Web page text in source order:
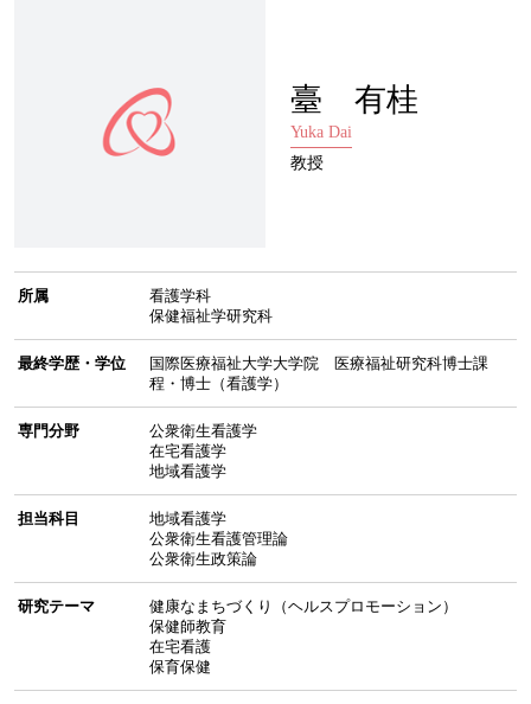
臺 有桂
Yuka Dai
教授
所属
看護学科
保健福祉学研究科
最終学歴・学位
国際医療福祉大学大学院 医療福祉研究科博士課
程・博士（看護学）
専門分野
公衆衛生看護学
在宅看護学
地域看護学
担当科目
地域看護学
公衆衛生看護管理論
公衆衛生政策論
研究テーマ
健康なまちづくり（ヘルスプロモーション）
保健師教育
在宅看護
保育保健